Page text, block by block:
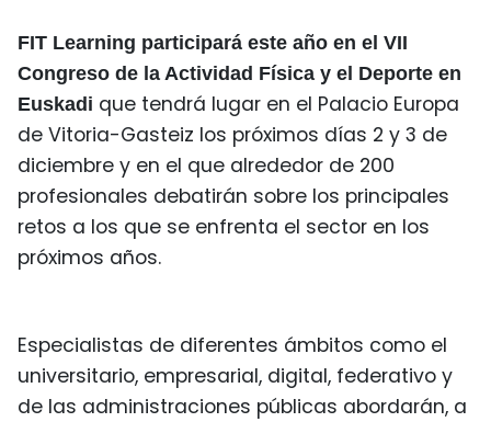
FIT Learning participará este año en el VII
Congreso de la Actividad Física y el Deporte en
Euskadi que tendrá lugar en el Palacio Europa
de Vitoria-Gasteiz los próximos días 2 y 3 de
diciembre y en el que alrededor de 200
profesionales debatirán sobre los principales
retos a los que se enfrenta el sector en los
próximos años.
Especialistas de diferentes ámbitos como el
universitario, empresarial, digital, federativo y
de las administraciones públicas abordarán, a